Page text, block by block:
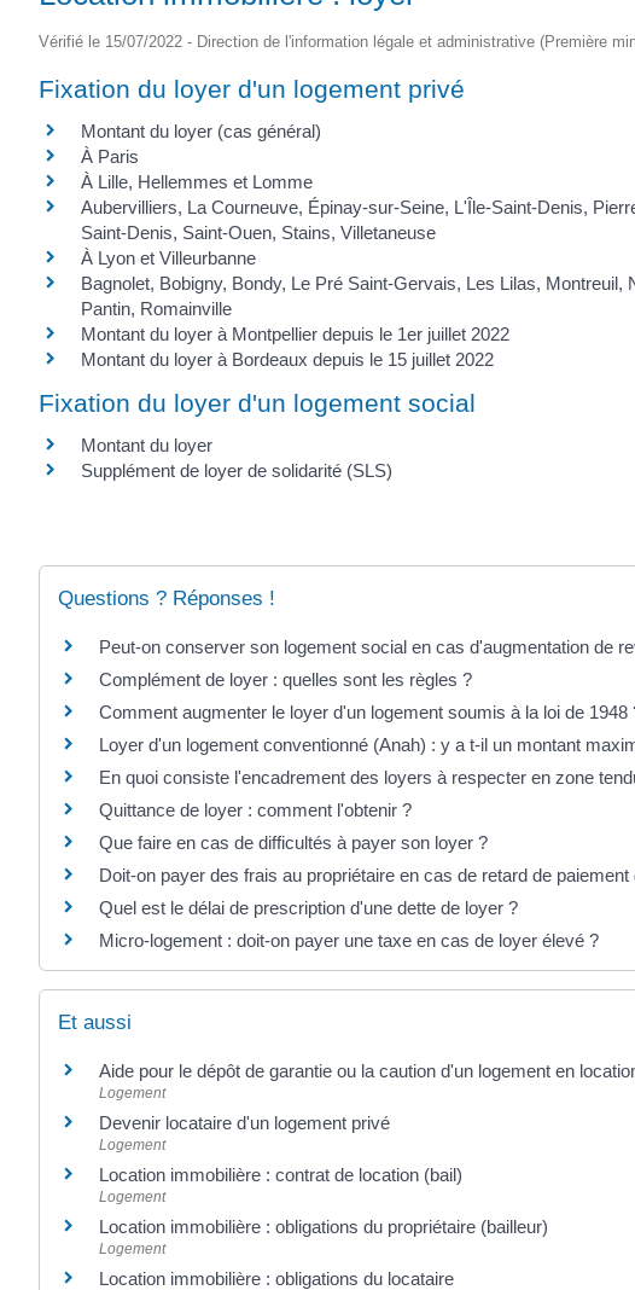
Vérifié le 15/07/2022 - Direction de l'information légale et administrative (Première
Fixation du loyer d'un logement privé
Montant du loyer (cas général)
À Paris
À Lille, Hellemmes et Lomme
Aubervilliers, La Courneuve, Épinay-sur-Seine, L'Île-Saint-Denis,
Saint-Denis, Saint-Ouen, Stains, Villetaneuse
À Lyon et Villeurbanne
Bagnolet, Bobigny, Bondy, Le Pré Saint-Gervais, Les Lilas, Montreuil,
Pantin, Romainville
Montant du loyer à Montpellier depuis le 1er juillet 2022
Montant du loyer à Bordeaux depuis le 15 juillet 2022
Fixation du loyer d'un logement social
Montant du loyer
Supplément de loyer de solidarité (SLS)
Questions ? Réponses !
Peut-on conserver son logement social en cas d'augmentation de
Complément de loyer : quelles sont les règles ?
Comment augmenter le loyer d'un logement soumis à la loi de 1948
Loyer d'un logement conventionné (Anah) : y a t-il un montant
En quoi consiste l'encadrement des loyers à respecter en zone
Quittance de loyer : comment l'obtenir ?
Que faire en cas de difficultés à payer son loyer ?
Doit-on payer des frais au propriétaire en cas de retard de paiement
Quel est le délai de prescription d'une dette de loyer ?
Micro-logement : doit-on payer une taxe en cas de loyer élevé ?
Et aussi
Aide pour le dépôt de garantie ou la caution d'un logement en
Logement
Devenir locataire d'un logement privé
Logement
Location immobilière : contrat de location (bail)
Logement
Location immobilière : obligations du propriétaire (bailleur)
Logement
Location immobilière : obligations du locataire